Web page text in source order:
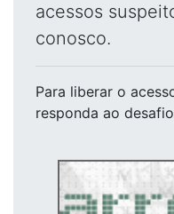
acessos
conosco.
Para liberar o
responda ao